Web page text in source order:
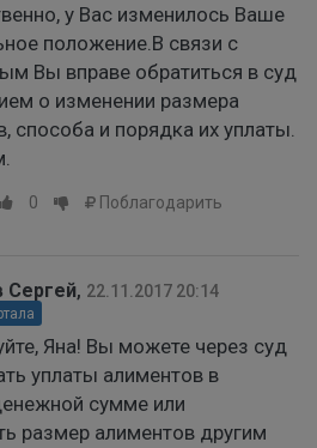
у Вас изменилось Ваше
положение.В связи с
Вы вправе обратиться в суд
о изменении размера
способа и порядка их уплаты.
0 Поблагодарить
Сергей, 22.11.2017 20:14
Яна! Вы можете через суд
уплаты алиментов в
сумме или
размер алиментов другим